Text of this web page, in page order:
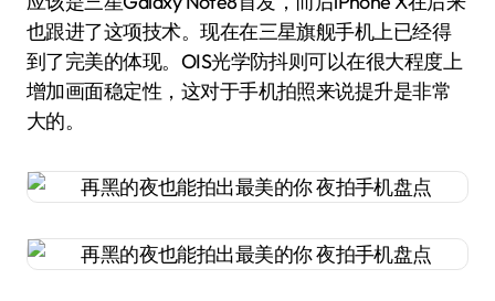
也跟进了这项技术。现在在三星旗舰手机上已经得
到了完美的体现。OIS光学防抖则可以在很大程度上
增加画面稳定性，这对于手机拍照来说提升是非常
大的。